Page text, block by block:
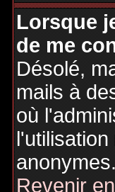
Lorsque
de me
Désolé,
mails à
où
Revenir